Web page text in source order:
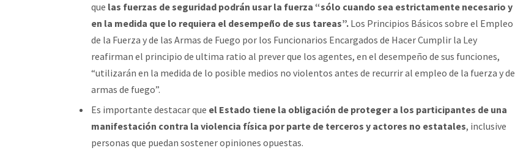
que las fuerzas de seguridad podrán usar la fuerza “sólo cuando sea estrictamente necesario y
en la medida que lo requiera el desempeño de sus tareas”. Los Principios Básicos sobre el Empleo
de la Fuerza y de las Armas de Fuego por los Funcionarios Encargados de Hacer Cumplir la Ley
reafirman el principio de ultima ratio al prever que los agentes, en el desempeño de sus funciones,
“utilizarán en la medida de lo posible medios no violentos antes de recurrir al empleo de la fuerza y de
armas de fuego”.
Es importante destacar que el Estado tiene la obligación de proteger a los participantes de una
manifestación contra la violencia física por parte de terceros y actores no estatales, inclusive
personas que puedan sostener opiniones opuestas.